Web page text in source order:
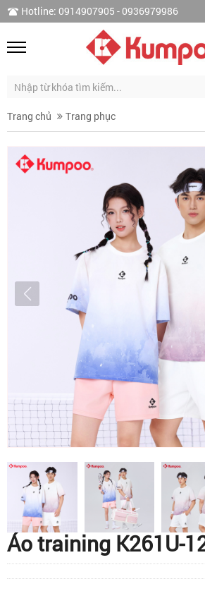
Hotline: 0914907905 - 0936979986
Trang chủ Trang phục
Áo training K261U-